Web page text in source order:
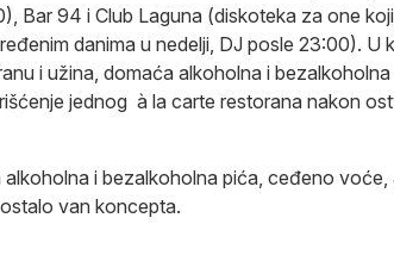
Bar 94 i Club Laguna (diskoteka za one
danima u nedelji, DJ posle 23:00). U
i užina, domaća alkoholna i
jednog à la carte restorana nakon
i bezalkoholna pića, ceđeno voće,
van koncepta.